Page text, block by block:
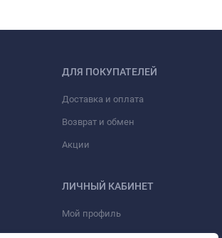
ДЛЯ ПОКУПАТЕЛЕЙ
Доставка и оплата
Возврат и обмен
Акции
ЛИЧНЫЙ КАБИНЕТ
Мой профиль